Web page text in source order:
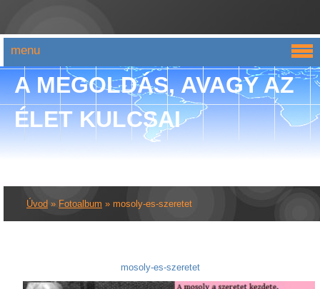
A MEGOLDÁS, AVAGY AZ
ÉLET KULCSAI
Úvod » Fotoalbum » mosoly-es-szeretet
mosoly-es-szeretet
menu